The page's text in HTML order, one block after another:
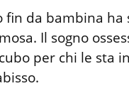
fin da bambina ha
Il sogno
per chi le sta